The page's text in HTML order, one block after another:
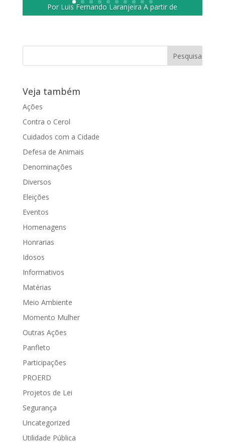
Por Luis Fernando Laranjeira A partir de
fevereiro de 2012, integrantes do
Veja também
Ações
Contra o Cerol
Cuidados com a Cidade
Defesa de Animais
Denominações
Diversos
Eleições
Eventos
Homenagens
Honrarias
Idosos
Informativos
Matérias
Meio Ambiente
Momento Mulher
Outras Ações
Panfleto
Participações
PROERD
Projetos de Lei
Segurança
Uncategorized
Utilidade Pública